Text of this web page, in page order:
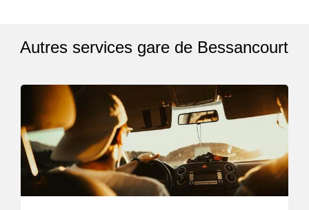
Autres services gare de Bessancourt